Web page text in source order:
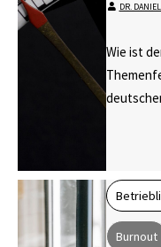
DR.
Wie ist
Burnout